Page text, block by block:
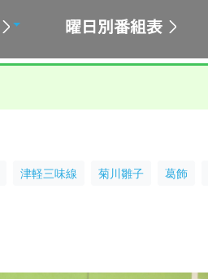
津軽三味線 菊川雛子 葛飾